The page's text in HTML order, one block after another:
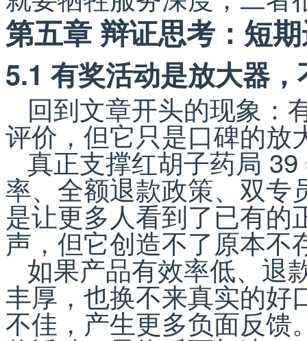
第五章 辩证思考：短
5.1 有奖活动是放大器
回到文章开头的现象：
评价，但它只是口碑的放
真正支撑红胡子药局
率、全额退款政策、双专
是让更多人看到了已有的
声，但它创造不了原本不
如果产品有效率低、退
丰厚，也换不来真实的好
不佳，产生更多负面反馈